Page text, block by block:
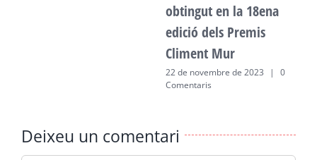
obtingut en la 18ena
edició dels Premis
Climent Mur
22 de novembre de 2023 |
0
Comentaris
Deixeu un comentari